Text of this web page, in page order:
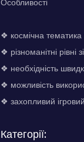
Особливості
❖ космічна
❖ різноманітні рівні
❖ необхідність
❖ можливість
❖ захопливий
Категорії: